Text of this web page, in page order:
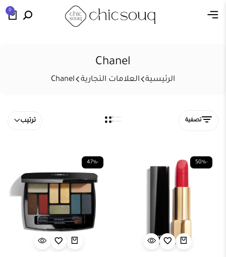
0
Chanel
الرئيسية العلامات التجارية Chanel
تصفية ترتيب
-50%
-47%